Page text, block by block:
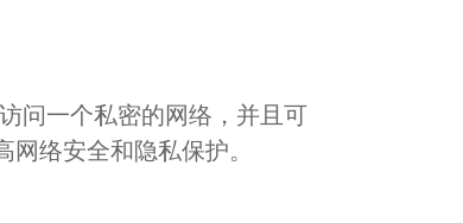
问一个私密的网络，并且可
络安全和隐私保护。